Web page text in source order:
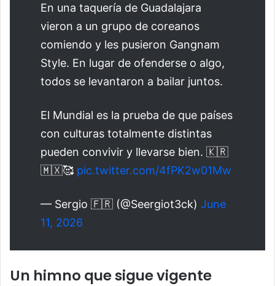
En una taquería de Guadalajara
vieron a un grupo de coreanos
comiendo y les pusieron Gangnam
Style. En lugar de ofenderse o algo,
todos se levantaron a bailar juntos.
El Mundial es la prueba de que países
con culturas totalmente distintas
pueden convivir y llevarse bien. 🇰🇷
🇲🇽🥰 pic.twitter.com/4fPK2w01Mw
— Sergio 🇫🇷 (@Seergiot3ck) June
11, 2026
Un himno que sigue vigente